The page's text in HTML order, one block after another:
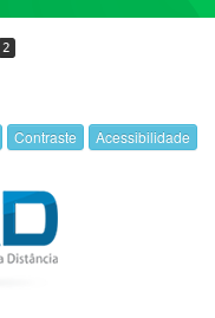
2
Contraste Acessibilidade